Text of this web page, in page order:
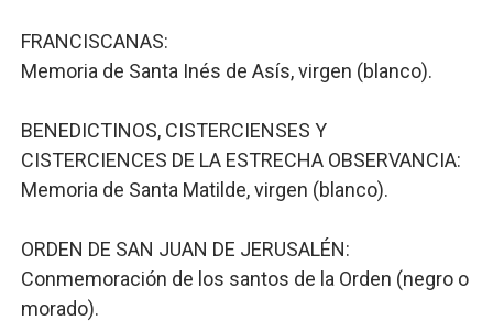
FRANCISCANAS:
Memoria de Santa Inés de Asís, virgen (blanco).
BENEDICTINOS, CISTERCIENSES Y
CISTERCIENCES DE LA ESTRECHA OBSERVANCIA:
Memoria de Santa Matilde, virgen (blanco).
ORDEN DE SAN JUAN DE JERUSALÉN:
Conmemoración de los santos de la Orden (negro o
morado).